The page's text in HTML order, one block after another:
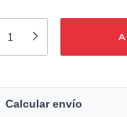
Calcular envío